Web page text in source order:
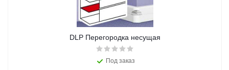
DLP Перегородка несущая
Под заказ